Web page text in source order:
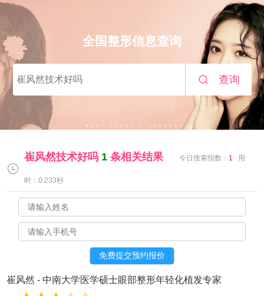
全国整形信息查询
查询
崔风然技术好吗 1 条相关结果 今日搜索指数： 1 用
时：0.233秒
崔风然 - 中南大学医学硕士眼部整形年轻化植发专家